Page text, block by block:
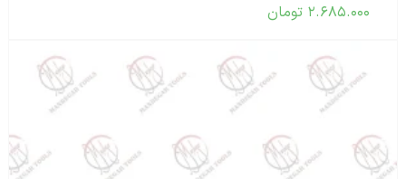
امتیاز
5.00
۲.۶۸۵.۰۰۰ تومان